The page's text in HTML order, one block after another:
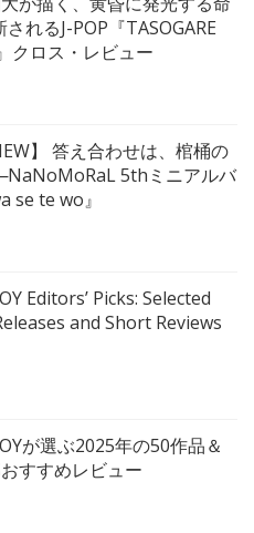
れるJ-POP『TASOGARE
クロス・レビュー
】 答え合わせは、棺桶の
5thミニアルバ
se te wo』
Editors’ Picks: Selected
and Short Reviews
が選ぶ2025年の50作品＆
すすめレビュー